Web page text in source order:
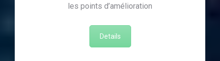
les points d’amélioration
Details